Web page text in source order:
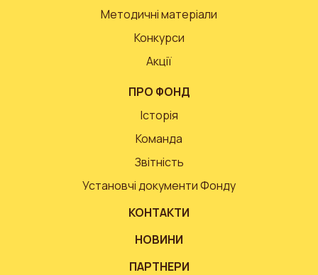
Методичні матеріали
Конкурси
Акції
ПРО ФОНД
Історія
Команда
Звітність
Установчі документи Фонду
КОНТАКТИ
НОВИНИ
ПАРТНЕРИ